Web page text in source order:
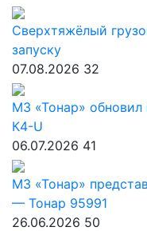
Сверхтяжёлый
запуску
07.08.2026 32
МЗ «Тонар» обновил
К4-U
06.07.2026 41
МЗ «Тонар»
— Тонар 95991
26.06.2026 50